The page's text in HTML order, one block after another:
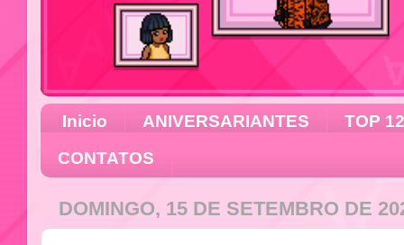
Inicio ANIVERSARIANTES
TOP 12
CONTATOS
DOMINGO, 15 DE SETEMBRO DE